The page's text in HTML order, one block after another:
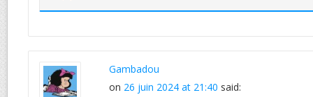
Gambadou
on 26 juin 2024 at 21:40 said: